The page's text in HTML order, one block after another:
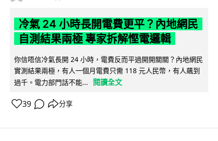
冷氣 24 小時長開電費更平？內地網民
自測結果兩極 專家拆解慳電邏輯
你信唔信冷氣長開 24 小時，電費反而平過開開關關？內地網民
實測結果兩極，有人一個月電費只需 118 元人民幣，有人飆到
過千。電力部門話不能...
閱讀全文
39 分享